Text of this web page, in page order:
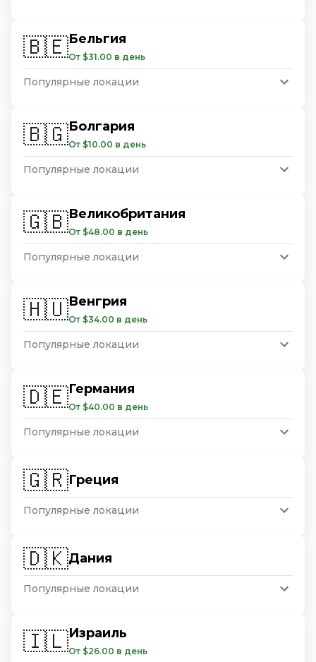
🇧🇪Бельгия
От $31.00 в день
Популярные локации
🇧🇬Болгария
От $10.00 в день
Популярные локации
🇬🇧Великобритания
От $48.00 в день
Популярные локации
🇭🇺Венгрия
От $34.00 в день
Популярные локации
🇩🇪Германия
От $40.00 в день
Популярные локации
🇬🇷Греция
Популярные локации
🇩🇰Дания
Популярные локации
🇮🇱Израиль
От $26.00 в день